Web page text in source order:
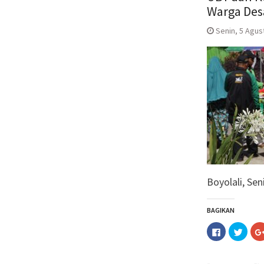
Warga
Senin, 5
Boyolali,
BAGIKAN
Klik
untuk
membagikan
Klik
untuk
berbagi